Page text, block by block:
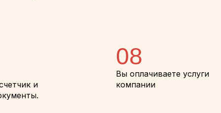
и
08
Вы оплачиваете услуги
компании